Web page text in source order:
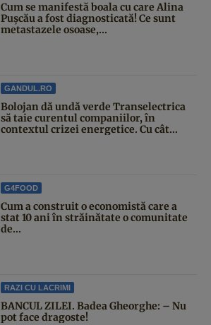
Cum se manifestă boala cu care Alina
Pușcău a fost diagnosticată! Ce sunt
metastazele osoase,...
GANDUL.RO
Bolojan dă undă verde Transelectrica
să taie curentul companiilor, în
contextul crizei energetice. Cu cât...
G4FOOD
Cum a construit o economistă care a
stat 10 ani în străinătate o comunitate
de...
RAZI CU LACRIMI
BANCUL ZILEI. Badea Gheorghe: – Nu
pot face dragoste!